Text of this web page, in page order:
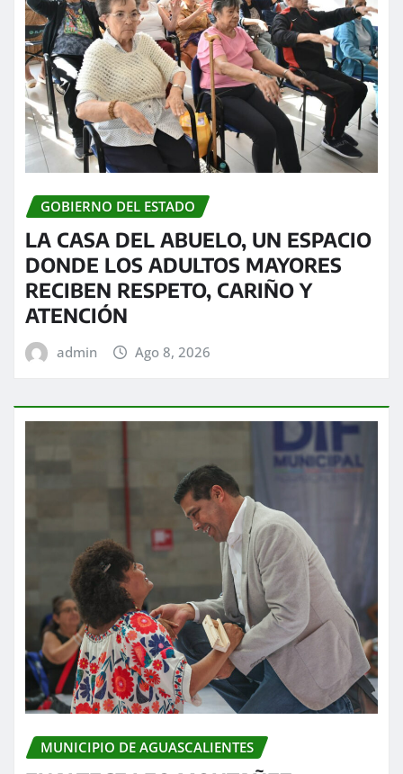
GOBIERNO DEL ESTADO
LA CASA DEL ABUELO, UN ESPACIO
DONDE LOS ADULTOS MAYORES
RECIBEN RESPETO, CARIÑO Y
ATENCIÓN
admin Ago 8, 2026
MUNICIPIO DE AGUASCALIENTES